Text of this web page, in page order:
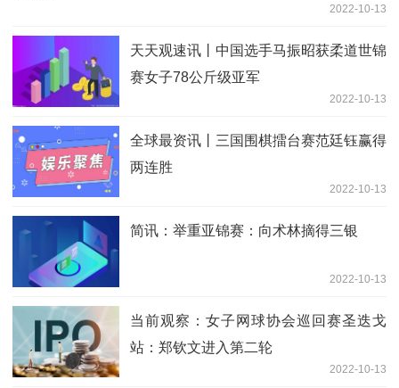
2022-10-13
天天观速讯丨中国选手马振昭获柔道世锦
赛女子78公斤级亚军
2022-10-13
全球最资讯丨三国围棋擂台赛范廷钰赢得
两连胜
2022-10-13
简讯：举重亚锦赛：向术林摘得三银
2022-10-13
当前观察：女子网球协会巡回赛圣迭戈
站：郑钦文进入第二轮
2022-10-13